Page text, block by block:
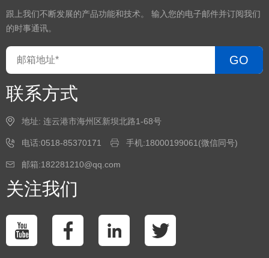
跟上我们不断发展的产品功能和技术。 输入您的电子邮件并订阅我们
的时事通讯。
GO
联系方式
地址: 连云港市海州区新坝北路1-68号
电话:0518-85370171 手机:18000199061(微信同号)
邮箱:182281210@qq.com
关注我们